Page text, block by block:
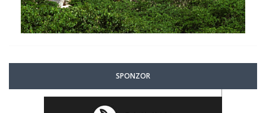
SPONZOR